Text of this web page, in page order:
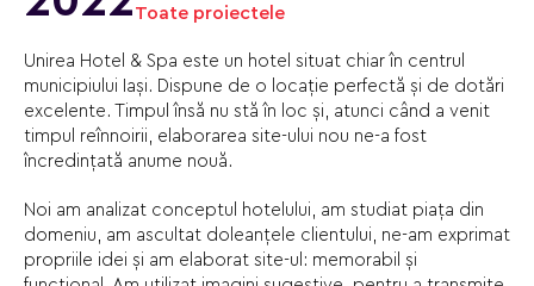
Toate proiectele
Unirea Hotel & Spa este un hotel situat chiar în centrul
municipiului Iași. Dispune de o locație perfectă și de dotări
excelente. Timpul însă nu stă în loc și, atunci când a venit
timpul reînnoirii, elaborarea site-ului nou ne-a fost
încredințată anume nouă.
Noi am analizat conceptul hotelului, am studiat piața din
domeniu, am ascultat doleanțele clientului, ne-am exprimat
propriile idei și am elaborat site-ul: memorabil și